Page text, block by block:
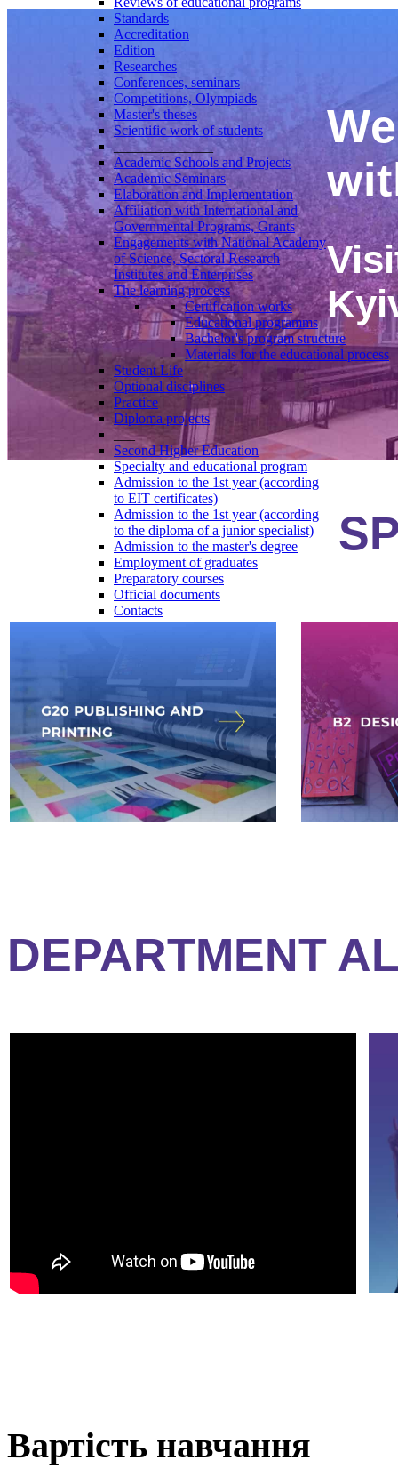
Standards
Accreditation
Edition
Researches
Conferences, seminars
Competitions, Olympiads
Master's theses
Scientific work of students
______________
Academic Schools and Projects
Academic Seminars
Elaboration and Implementation
Affiliation with International and
Governmental Programs, Grants
Engagements with National Academy
of Science, Sectoral Research
Institutes and Enterprises
The learning process
Certification works
Educational programms
Bachelor's program structure
Materials for the educational process
Student Life
Optional disciplines
Practice
Diploma projects
___
Second Higher Education
Specialty and educational program
Admission to the 1st year (according
to EIT certificates)
Admission to the 1st year (according
to the diploma of a junior specialist)
Admission to the master's degree
Employment of graduates
Preparatory courses
Official documents
Contacts
DEPARTMENT
Вартість навчання